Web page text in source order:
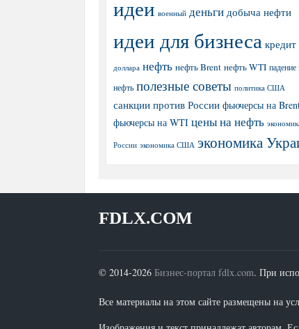
идеи военный деньги добыча нефти
идеи для бизнеса кредит
доллара нефть нефть Brent нефть WTI падение
нефть полезные советы политика США
санкции против России фьючерсы на
фьючерсы на WTI цены на нефть
России экономика США экономика
FDLX.COM
© 2014-2026 Бизнес-портал fdlx.com. При
Все материалы на этом сайте размещены на